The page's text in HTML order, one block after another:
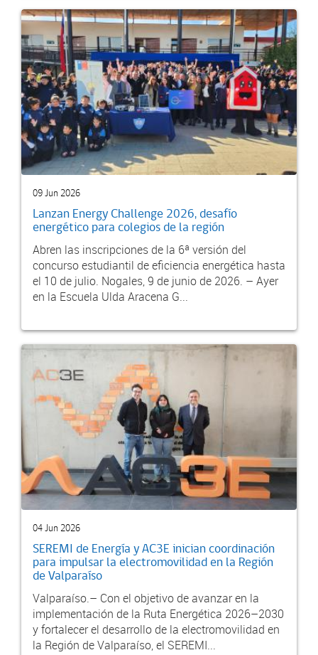
09 Jun 2026
Lanzan Energy Challenge 2026, desafío
energético para colegios de la región
Abren las inscripciones de la 6ª versión del
concurso estudiantil de eficiencia energética hasta
el 10 de julio. Nogales, 9 de junio de 2026. – Ayer
en la Escuela Ulda Aracena G...
04 Jun 2026
SEREMI de Energía y AC3E inician coordinación
para impulsar la electromovilidad en la Región
de Valparaíso
Valparaíso.– Con el objetivo de avanzar en la
implementación de la Ruta Energética 2026–2030
y fortalecer el desarrollo de la electromovilidad en
la Región de Valparaíso, el SEREMI...